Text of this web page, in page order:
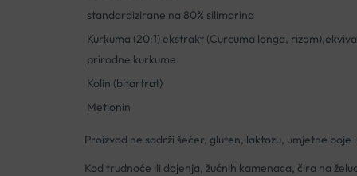
standardizirane na 80% silimarina
Kurkuma (20:1) ekstrakt (Curcuma longa,
prirodne kurkume
Kolin (bitartrat)
Metionin
Proizvod ne sadrži šećer, gluten, laktozu, umjetne boje
Kod trudnoće ili dojenja, žućnih kamenaca, čira na